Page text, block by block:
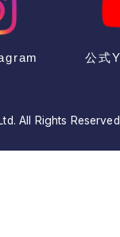
公式
All Rights Reserved